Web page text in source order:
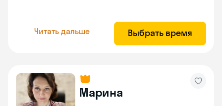
Читать дальше Выбрать время
Марина